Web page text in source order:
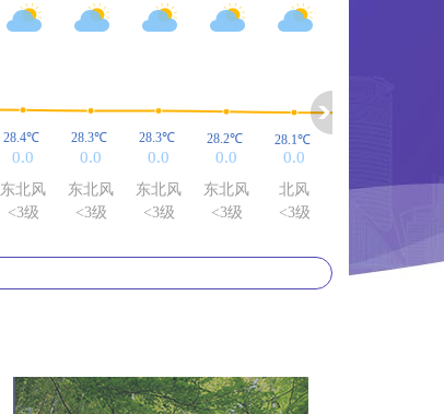
0.0
东北风
<3级
0.0
东北风
<3级
0.0
东北风
<3级
0.0
东北风
<3级
0.0
北风
<3级
北风
东北
28.4℃ 28.3℃ 28.3℃ 28.2℃ 28.1℃